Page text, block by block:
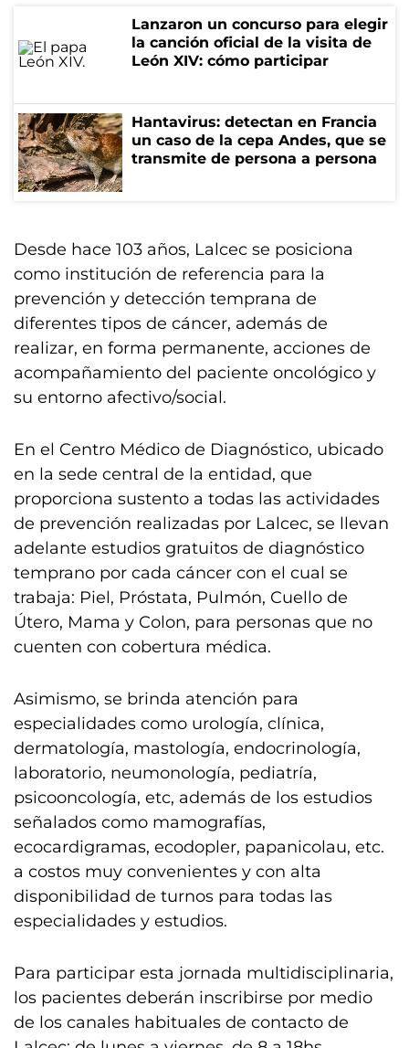
Lanzaron un concurso para elegir
la canción oficial de la visita de
León XIV: cómo participar
Hantavirus: detectan en Francia
un caso de la cepa Andes, que se
transmite de persona a persona
Desde hace 103 años, Lalcec se posiciona
como institución de referencia para la
prevención y detección temprana de
diferentes tipos de cáncer, además de
realizar, en forma permanente, acciones de
acompañamiento del paciente oncológico y
su entorno afectivo/social.
En el Centro Médico de Diagnóstico, ubicado
en la sede central de la entidad, que
proporciona sustento a todas las actividades
de prevención realizadas por Lalcec, se llevan
adelante estudios gratuitos de diagnóstico
temprano por cada cáncer con el cual se
trabaja: Piel, Próstata, Pulmón, Cuello de
Útero, Mama y Colon, para personas que no
cuenten con cobertura médica.
Asimismo, se brinda atención para
especialidades como urología, clínica,
dermatología, mastología, endocrinología,
laboratorio, neumonología, pediatría,
psicooncología, etc, además de los estudios
señalados como mamografías,
ecocardigramas, ecodopler, papanicolau, etc.
a costos muy convenientes y con alta
disponibilidad de turnos para todas las
especialidades y estudios.
Para participar esta jornada multidisciplinaria,
los pacientes deberán inscribirse por medio
de los canales habituales de contacto de